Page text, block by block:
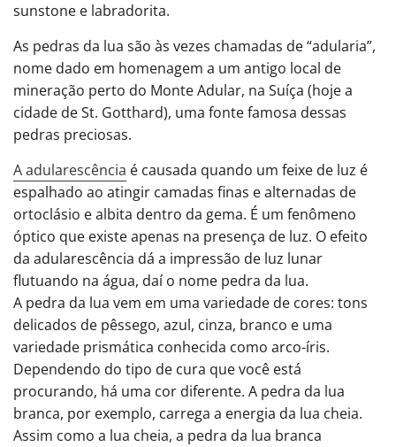
sunstone e labradorita.
As pedras da lua são às vezes chamadas de “adularia”,
nome dado em homenagem a um antigo local de
mineração perto do Monte Adular, na Suíça (hoje a
cidade de St. Gotthard), uma fonte famosa dessas
pedras preciosas.
A adularescência é causada quando um feixe de luz é
espalhado ao atingir camadas finas e alternadas de
ortoclásio e albita dentro da gema. É um fenômeno
óptico que existe apenas na presença de luz. O efeito
da adularescência dá a impressão de luz lunar
flutuando na água, daí o nome pedra da lua.
A pedra da lua vem em uma variedade de cores: tons
delicados de pêssego, azul, cinza, branco e uma
variedade prismática conhecida como arco-íris.
Dependendo do tipo de cura que você está
procurando, há uma cor diferente. A pedra da lua
branca, por exemplo, carrega a energia da lua cheia.
Assim como a lua cheia, a pedra da lua branca